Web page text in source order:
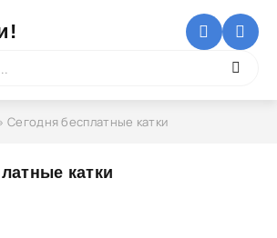
Сегодня бесплатные катки
катки